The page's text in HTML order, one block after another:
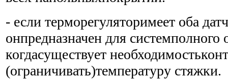
- если терморегуляторимеет оба
онпредназначен для системполного
когдасуществует
(ограничивать)температуру стяжки.